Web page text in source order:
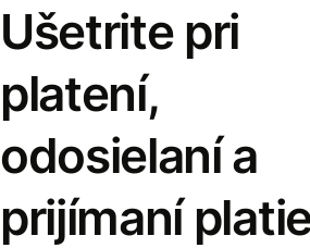
Ušetrite pri
platení,
odosielaní a
prijímaní